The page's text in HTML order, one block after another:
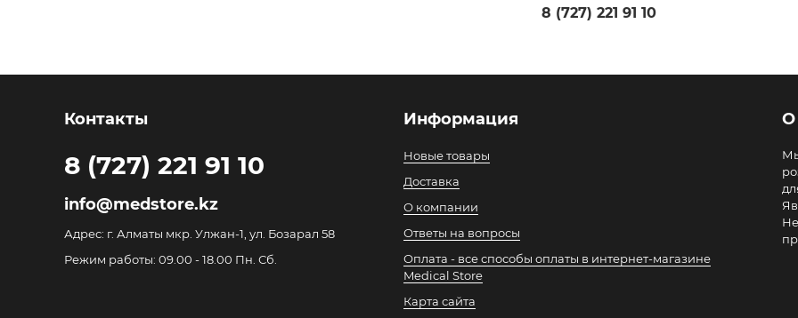
8 (727) 221 91 10
Контакты
8 (727) 221 91 10
info@medstore.kz
Адрес: г. Алматы мкр. Улжан-1, ул. Бозарал 58
Режим работы: 09.00 - 18.00 Пн. Сб.
Информация
Новые товары
Доставка
О компании
Ответы на вопросы
Оплата - все способы оплаты в интернет-магазине
Medical Store
Карта сайта
О